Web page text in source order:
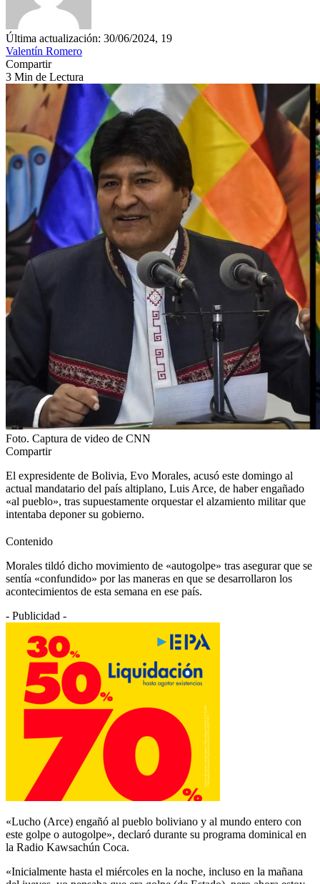
Última actualización: 30/06/2024, 19
Valentín Romero
Compartir
3 Min de Lectura
Foto. Captura de video de CNN
Compartir
El expresidente de Bolivia, Evo Morales, acusó este domingo al
actual mandatario del país altiplano, Luis Arce, de haber engañado
«al pueblo», tras supuestamente orquestar el alzamiento militar que
intentaba deponer su gobierno.
Contenido
Morales tildó dicho movimiento de «autogolpe» tras asegurar que se
sentía «confundido» por las maneras en que se desarrollaron los
acontecimientos de esta semana en ese país.
- Publicidad -
«Lucho (Arce) engañó al pueblo boliviano y al mundo entero con
este golpe o autogolpe», declaró durante su programa dominical en
la Radio Kawsachún Coca.
«Inicialmente hasta el miércoles en la noche, incluso en la mañana